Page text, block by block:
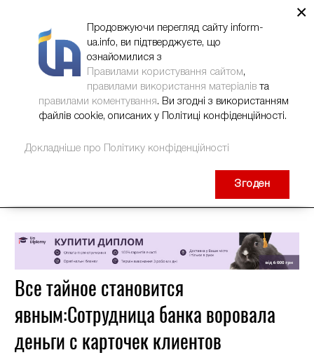
Все тайное становится
явным:Сотрудница банка воровала
деньги с карточек клиентов
×
Продовжуючи перегляд сайту inform-
ua.info, ви підтверджуєте, що
ознайомилися з
Правилами користування сайтом,
правилами використання матеріалів та
правилами коментування. Ви згодні з використанням
файлів cookie, описаних у Політиці конфіденційності.
Докладніше про Політику конфіденційності
Згоден